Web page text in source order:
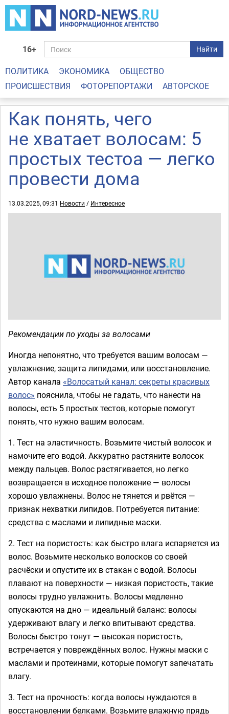
16+ Найти
ПОЛИТИКА ЭКОНОМИКА
ОБЩЕСТВО
ПРОИСШЕСТВИЯ
ФОТОРЕПОРТАЖИ АВТОРСКОЕ
Как понять, чего
не хватает волосам: 5
простых тестоа — легко
провести дома
13.03.2025, 09:31 Новости / Интересное
Рекомендации по уходы за волосами
Иногда непонятно, что требуется вашим волосам —
увлажнение, защита липидами, или восстановление.
Автор канала «Волосатый канал: секреты красивых
волос» пояснила, чтобы не гадать, что нанести на
волосы, есть 5 простых тестов, которые помогут
понять, что нужно вашим волосам.
1. Тест на эластичность. Возьмите чистый волосок и
намочите его водой. Аккуратно растяните волосок
между пальцев. Волос растягивается, но легко
возвращается в исходное положение — волосы
хорошо увлажнены. Волос не тянется и рвётся —
признак нехватки липидов. Потребуется питание:
средства с маслами и липидные маски.
2. Тест на пористость: как быстро влага испаряется из
волос. Возьмите несколько волосков со своей
расчёски и опустите их в стакан с водой. Волосы
плавают на поверхности — низкая пористость, такие
волосы трудно увлажнить. Волосы медленно
опускаются на дно — идеальный баланс: волосы
удерживают влагу и легко впитывают средства.
Волосы быстро тонут — высокая пористость,
встречается у повреждённых волос. Нужны маски с
маслами и протеинами, которые помогут запечатать
влагу.
3. Тест на прочность: когда волосы нуждаются в
восстановлении белками. Возьмите влажную прядь